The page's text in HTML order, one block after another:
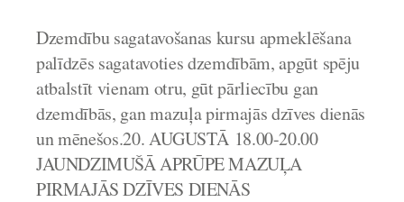
Dzemdību sagatavošanas kursu apmeklēšana
palīdzēs sagatavoties dzemdībām, apgūt spēju
atbalstīt vienam otru, gūt pārliecību gan
dzemdībās, gan mazuļa pirmajās dzīves dienās
un mēnešos.20. AUGUSTĀ 18.00-20.00
JAUNDZIMUŠĀ APRŪPE MAZUĻA
PIRMAJĀS DZĪVES DIENĀS